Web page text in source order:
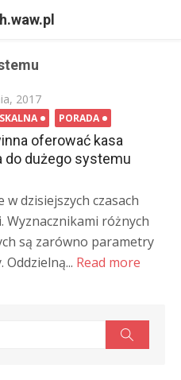
2017
PORADA
oferować kasa
do dużego systemu
dzisiejszych czasach
Wyznacznikami różnych
są zarówno parametry
Read more